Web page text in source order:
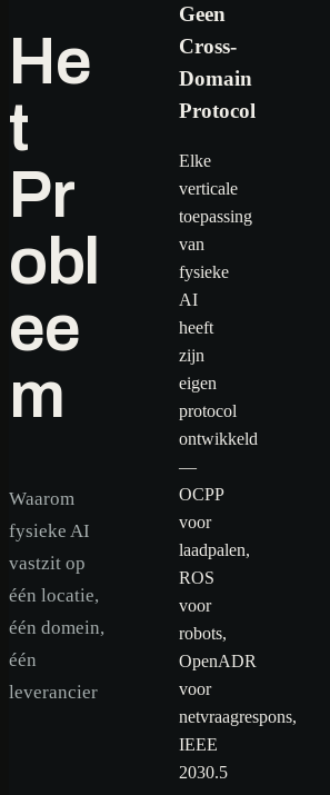
He
t
Pr
obl
ee
m
Waarom
fysieke AI
vastzit op
één locatie,
één domein,
één
leverancier
Geen
Cross-
Domain
Protocol
Elke
verticale
toepassing
van
fysieke
AI
heeft
zijn
eigen
protocol
ontwikkeld
—
OCPP
voor
laadpalen,
ROS
voor
robots,
OpenADR
voor
netvraagrespons,
IEEE
2030.5